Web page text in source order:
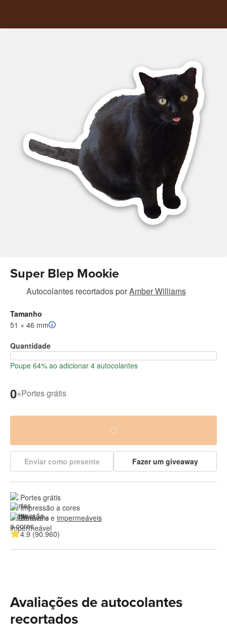
Super Blep Mookie
Autocolantes recortadosporAmber Williams
Tamanho
51 × 46 mm
Quantidade
Poupe 64% ao adicionar 4 autocolantes
0+Portes grátis
Enviar como presente Fazer um giveaway
Portes grátis
Impressão a cores
Duráveis e impermeáveis
4.9 (90.960)
Avaliações de autocolantes
recortados